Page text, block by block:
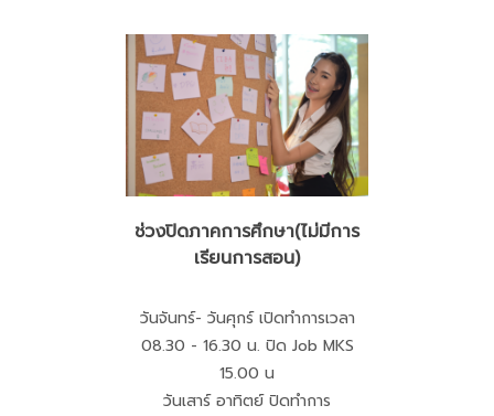
ช่วงปิดภาคการศึกษา(ไม่มีการ
เรียนการสอน)
วันจันทร์- วันศุกร์ เปิดทำการเวลา
08.30 - 16.30 น. ปิด Job MKS
15.00 น
วันเสาร์ อาทิตย์ ปิดทำการ